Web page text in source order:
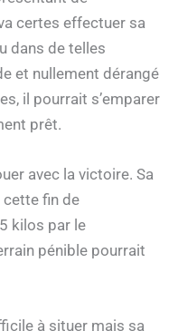
certes effectuer sa
dans de telles
et nullement dérangé
il pourrait s’emparer
prêt.
avec la victoire. Sa
cette fin de
kilos par le
pénible pourrait
à situer mais sa